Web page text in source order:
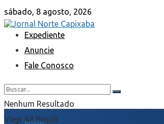
sábado, 8 agosto, 2026
Expediente
Anuncie
Fale Conosco
Nenhum Resultado
View All Result